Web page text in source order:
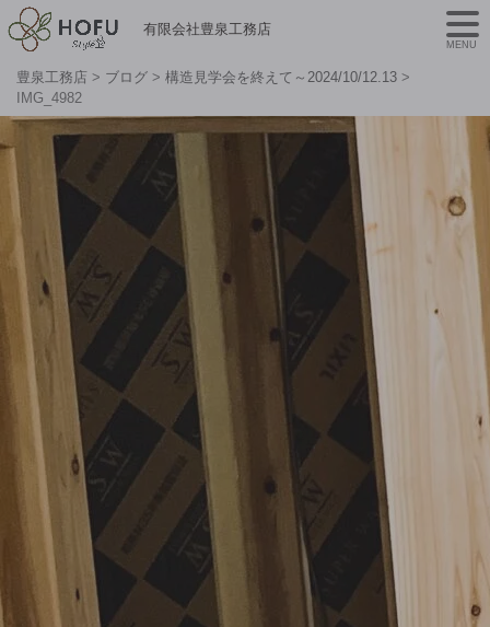
有限会社豊泉工務店
豊泉工務店 > ブログ > 構造見学会を終えて～2024/10/12.13 >
IMG_4982
MENU